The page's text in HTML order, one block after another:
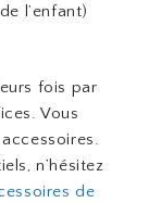
l’enfant)
fois par
Vous
n’hésitez
de